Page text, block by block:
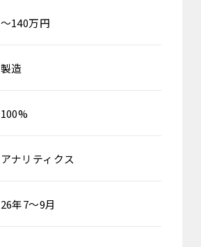
～140万円
製造
100%
アナリティクス
26年7～9月